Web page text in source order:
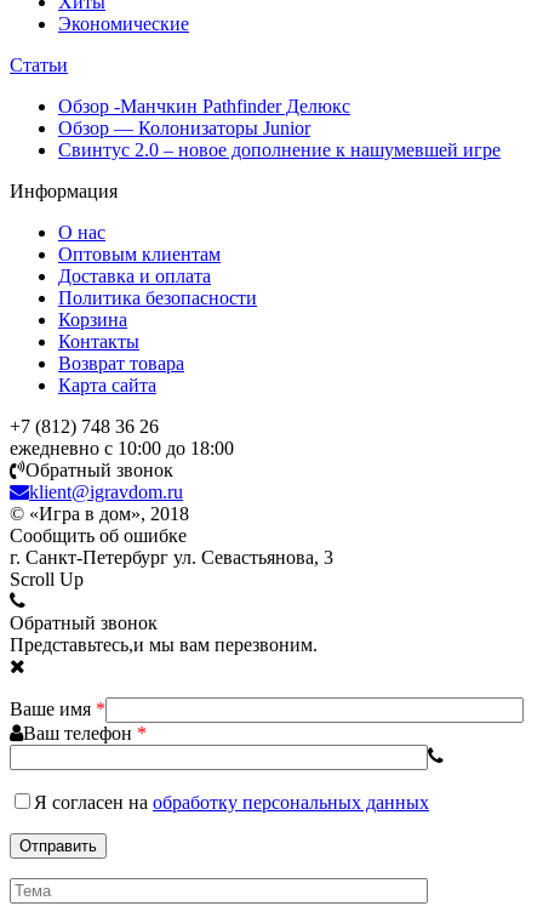
Экономические
Статьи
Обзор -Манчкин Pathfinder Делюкс
Обзор — Колонизаторы Junior
Свинтус 2.0 – новое дополнение к нашумевшей игре
Информация
О нас
Оптовым клиентам
Доставка и оплата
Политика безопасности
Корзина
Контакты
Возврат товара
Карта сайта
+7 (812) 748 36 26
ежедневно с 10:00 до 18:00
Обратный звонок
klient@igravdom.ru
© «Игра в дом», 2018
Сообщить об ошибке
г. Санкт-Петербург ул. Севастьянова, 3
Scroll Up
Обратный звонок
Представьтесь,и мы вам перезвоним.
Ваше имя *
Ваш телефон *
Я согласен на обработку персональных данных